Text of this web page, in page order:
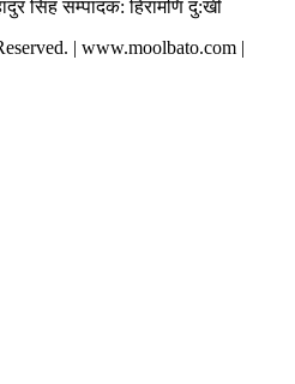
सिंह सम्पादक: हिरामणि दु:खी
| www.moolbato.com |